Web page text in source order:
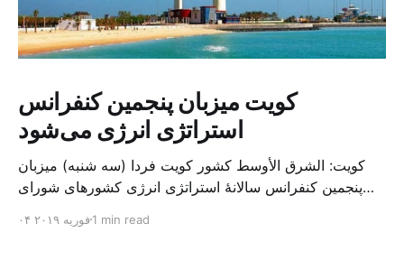
کویت میزبان پنجمین کنفرانس
استراتژی انرژی می‌شود
کویت: الشرق الأوسط کشور کویت فردا (سه شنبه) میزبان
پنجمین کنفرانس سالانهٔ استراتژی انرژی کشورهای شورای
متخصص از شرکت‌های جهانی نفت و گاز در این کنفرانس
۰۴ فوریه ۲۰۱۹1 min read